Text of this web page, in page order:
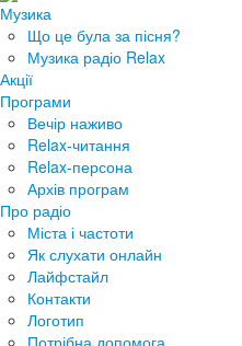
Музика
Що це була за пісня?
Музика радіо Relax
Акції
Програми
Вечір наживо
Relax-читання
Relax-персона
Архів програм
Про радіо
Міста і частоти
Як слухати онлайн
Лайфстайл
Контакти
Логотип
Потрібна допомога